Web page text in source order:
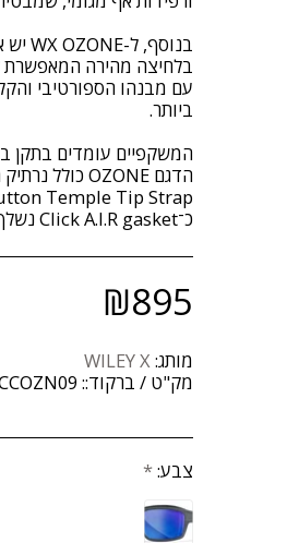
בלחיצה מהירה המאפשרת
כ־Click A.I.R gasket נשלף.
₪895
מותג:WILEY X
מק"ט / ברקוד::
צבע:*